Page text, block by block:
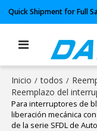
Quick Shipment for Full
Inicio / todos /
Reemplazo del
Para interruptores de
liberación mecánica
de la serie SFDL de